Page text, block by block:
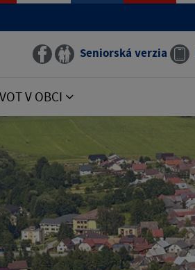
Seniorská verzia
V OBCI